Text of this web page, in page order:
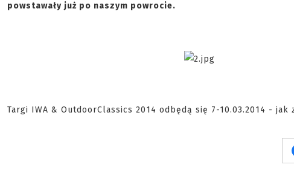
powstawały już po naszym powrocie.
Targi IWA & OutdoorClassics 2014 odbędą się 7-10.03.2014 -